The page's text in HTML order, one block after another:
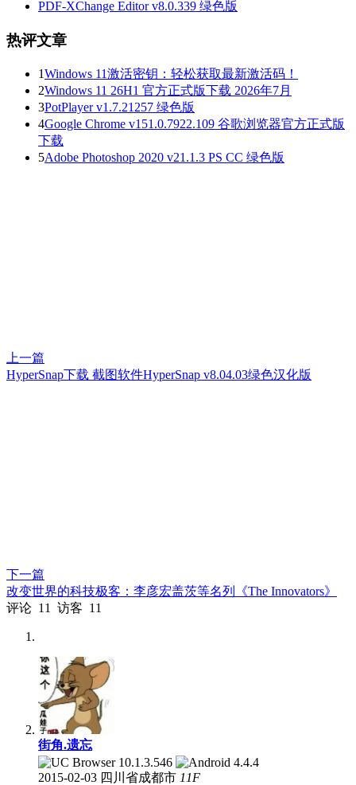
PDF-XChange Editor v8.0.339 绿色版
热评文章
1Windows 11激活密钥：轻松获取最新激活码！
2Windows 11 26H1 官方正式版下载 2026年7月
3PotPlayer v1.7.21257 绿色版
4Google Chrome v151.0.7922.109 谷歌浏览器官方正式版
下载
5Adobe Photoshop 2020 v21.1.3 PS CC 绿色版
上一篇
HyperSnap下载 截图软件HyperSnap v8.04.03绿色汉化版
下一篇
改变世界的科技极客：李彦宏盖茨等名列《The Innovators》
评论 11 访客 11
街角.遗忘
2015-02-03 四川省成都市 11F